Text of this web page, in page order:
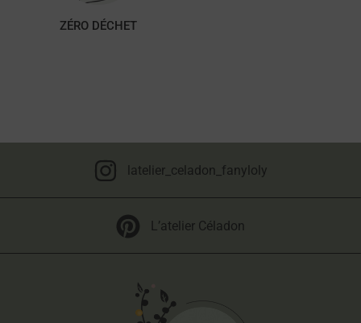
ZÉRO DÉCHET
latelier_celadon_fanyloly
L’atelier Céladon